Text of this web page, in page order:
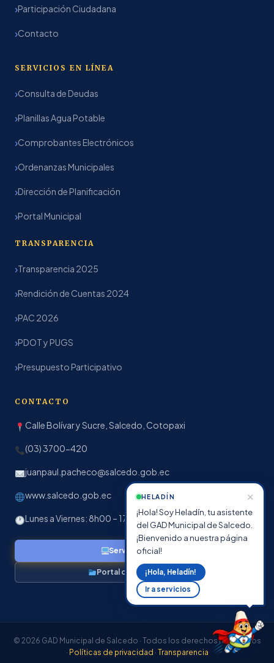
Participación Ciudadana
Contacto
SERVICIOS EN LÍNEA
Consulta de Deudas
Planillas Agua Potable
Comprobantes Electrónicos
Ordenanzas Municipales
Dirección de Planificación
Portal Municipal
TRANSPARENCIA
Transparencia 2025
Rendición de Cuentas 2024
PAC 2026
PDOT y PUGS
Presupuesto Participativo
CONTACTO
Calle Bolívar y Sucre, Salcedo, Cotopaxi
(03) 3700-420
juanpaul.pacheco@salcedo.gob.ec
www.salcedo.gob.ec
Lunes a Viernes: 8h00 – 17h00
Servicios en línea
Portal de Transparencia
© 2026 GAD Municipal de Salcedo · Todos los derechos reservados
· Políticas de privacidad · Transparencia
HELADÍN ✕
¡Hola! Soy Heladín, tu asistente
del GAD Municipal de Salcedo.
¡Bienvenido a nuestra página
oficial!
¡Hola, Heladín!
Ir a servicios